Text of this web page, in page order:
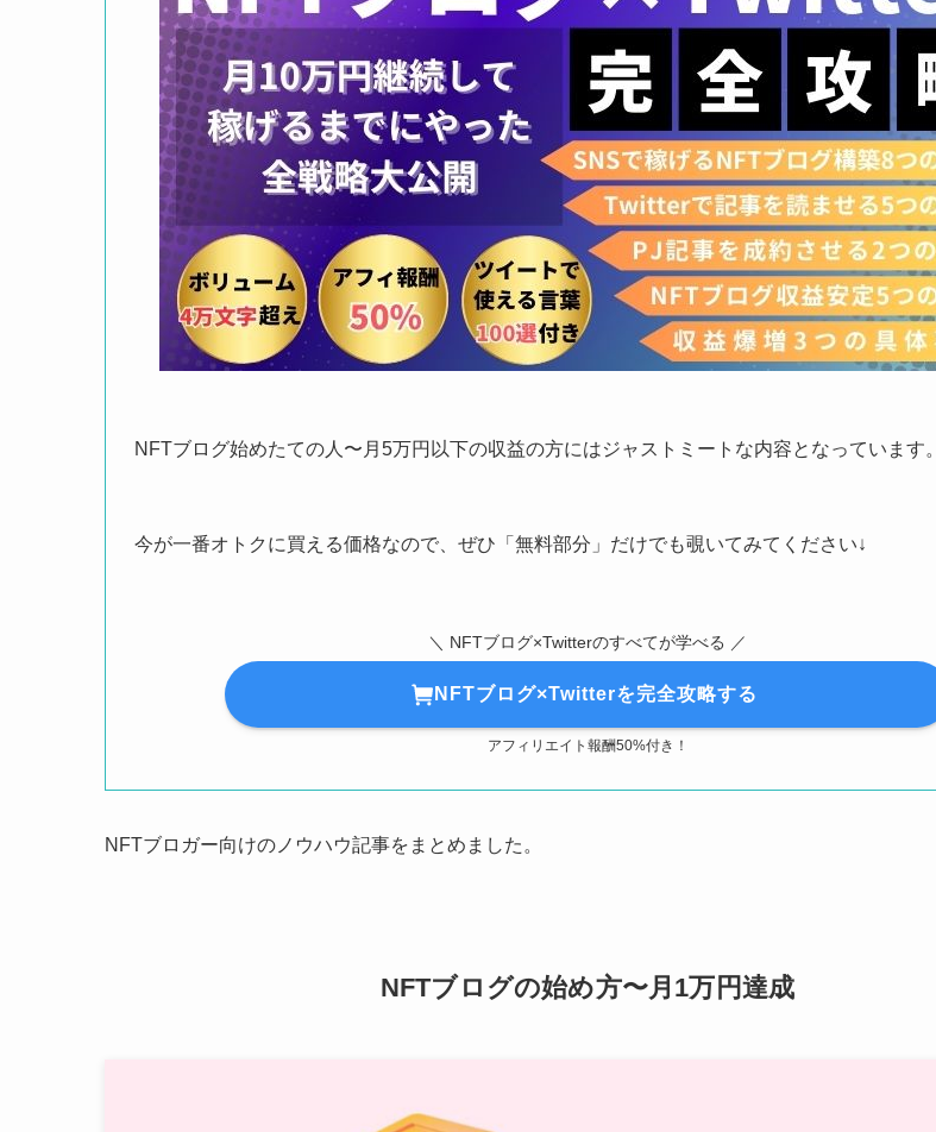
NFTブログ始めたての人〜月5万円以下の収益の方にはジャストミートな内容となっています。
今が一番オトクに買える価格なので、ぜひ「無料部分」だけでも覗いてみてください↓
＼ NFTブログ×Twitterのすべてが学べる ／
NFTブログ×Twitterを完全攻略する
アフィリエイト報酬50%付き！
NFTブロガー向けのノウハウ記事をまとめました。
NFTブログの始め方〜月1万円達成